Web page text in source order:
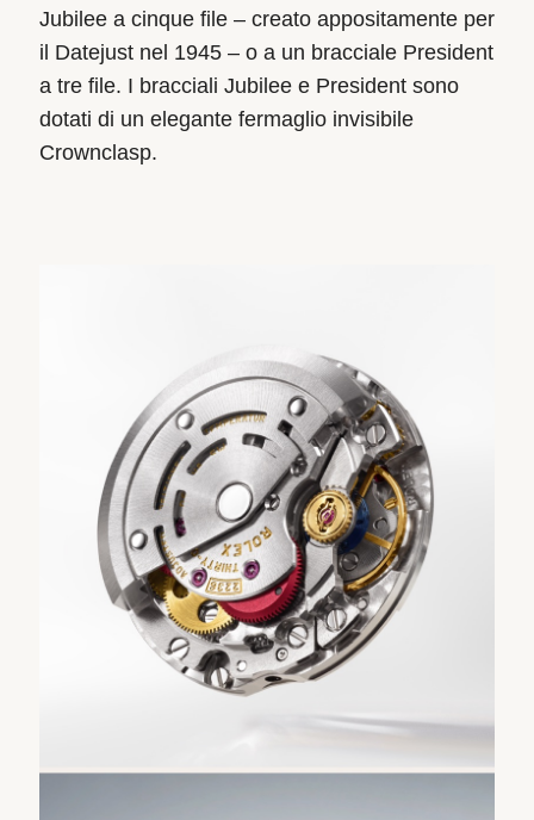
Jubilee a cinque file – creato appositamente per
il Datejust nel 1945 – o a un bracciale President
a tre file. I bracciali Jubilee e President sono
dotati di un elegante fermaglio invisibile
Crownclasp.